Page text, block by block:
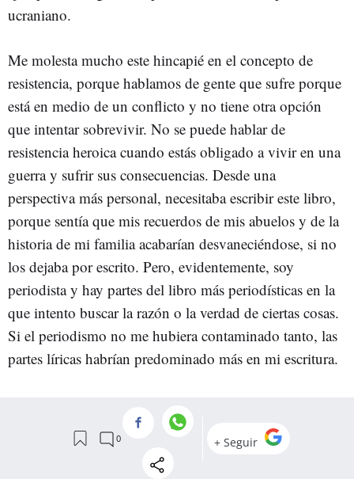
ucraniano.
Me molesta mucho este hincapié en el concepto de
resistencia, porque hablamos de gente que sufre porque
está en medio de un conflicto y no tiene otra opción
que intentar sobrevivir. No se puede hablar de
resistencia heroica cuando estás obligado a vivir en una
guerra y sufrir sus consecuencias. Desde una
perspectiva más personal, necesitaba escribir este libro,
porque sentía que mis recuerdos de mis abuelos y de la
historia de mi familia acabarían desvaneciéndose, si no
los dejaba por escrito. Pero, evidentemente, soy
periodista y hay partes del libro más periodísticas en la
que intento buscar la razón o la verdad de ciertas cosas.
Si el periodismo no me hubiera contaminado tanto, las
partes líricas habrían predominado más en mi escritura.
centro a su abuelo. Es él quien habla y cuenta, usted
solo pone el altavoz.